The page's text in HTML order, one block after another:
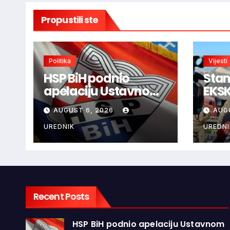
Propustili ste
Politika
HSP BiH podnio
apelaciju Ustavnom
sudu BiH protiv
ovjere kandidature
Slavena Kovačevića
AUGUST 6, 2026
UREDNIK
Vijesti
Recent Posts
HSP BiH podnio apelaciju Ustavnom